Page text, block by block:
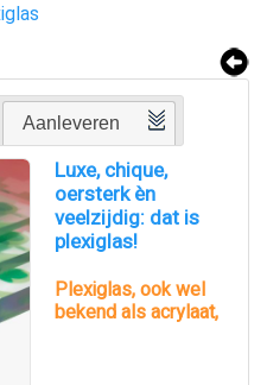
Aanleveren
Luxe, chique,
oersterk èn
veelzijdig: dat is
plexiglas!
Plexiglas, ook wel
bekend als acrylaat,